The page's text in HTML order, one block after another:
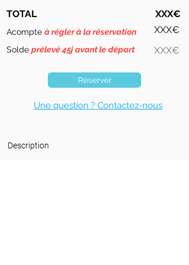
TOTAL
Acompte à régler à la réservation
Solde prélevé 45j avant le départ
XXX€
XXX€
XXX€
Réserver
Une question ? Contactez-nous
Description